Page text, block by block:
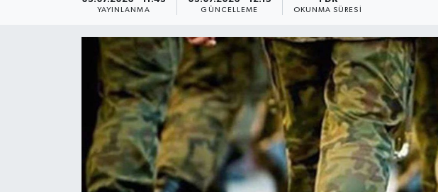
YAYINLANMA GÜNCELLEME OKUNMA SÜRESI
Bi̇li̇m & Teknoloji̇